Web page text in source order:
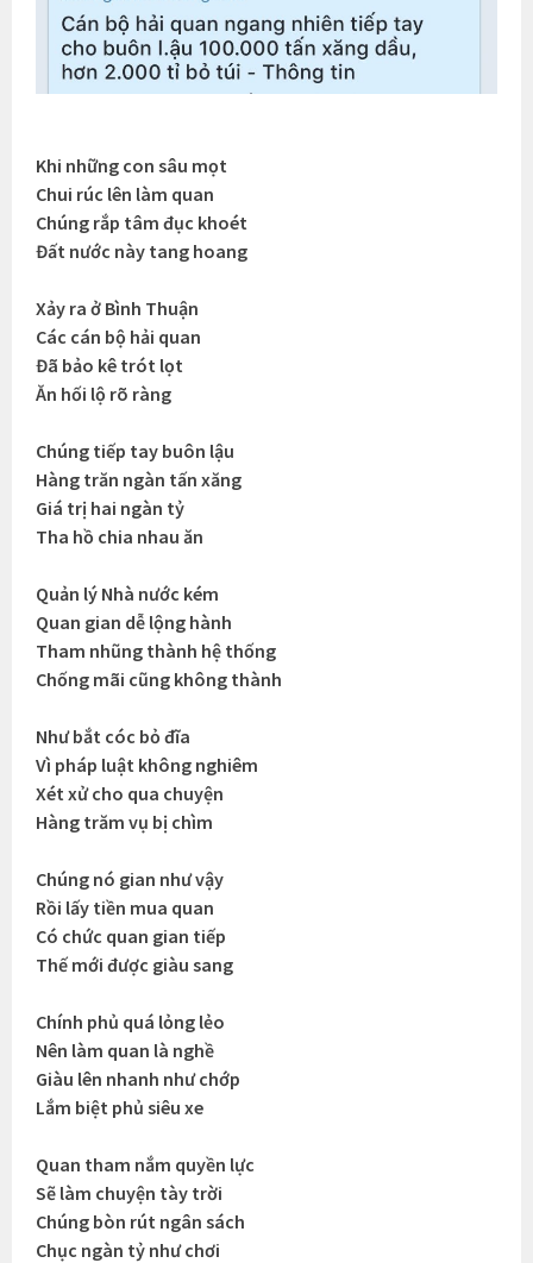
Khi những con sâu mọt
Chui rúc lên làm quan
Chúng rắp tâm đục khoét
Đất nước này tang hoang
Xảy ra ở Bình Thuận
Các cán bộ hải quan
Đã bảo kê trót lọt
Ăn hối lộ rõ ràng
Chúng tiếp tay buôn lậu
Hàng trăn ngàn tấn xăng
Giá trị hai ngàn tỷ
Tha hồ chia nhau ăn
Quản lý Nhà nước kém
Quan gian dễ lộng hành
Tham nhũng thành hệ thống
Chống mãi cũng không thành
Như bắt cóc bỏ đĩa
Vì pháp luật không nghiêm
Xét xử cho qua chuyện
Hàng trăm vụ bị chìm
Chúng nó gian như vậy
Rồi lấy tiền mua quan
Có chức quan gian tiếp
Thế mới được giàu sang
Chính phủ quá lỏng lẻo
Nên làm quan là nghề
Giàu lên nhanh như chớp
Lắm biệt phủ siêu xe
Quan tham nắm quyền lực
Sẽ làm chuyện tày trời
Chúng bòn rút ngân sách
Chục ngàn tỷ như chơi